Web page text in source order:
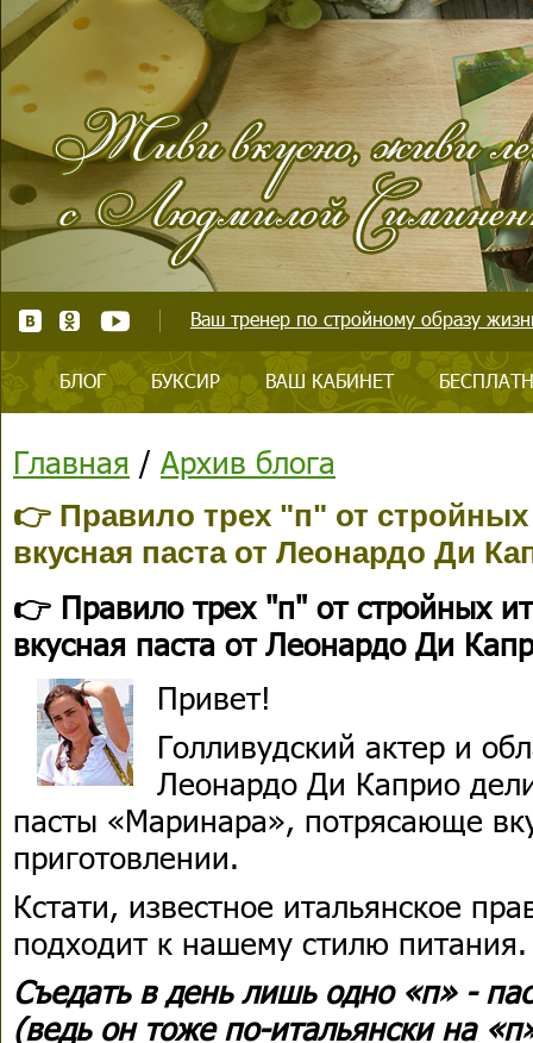
Ваш тренер по стройному образу
БЛОГ БУКСИР ВАШ КАБИНЕТ
Главная / Архив блога
👉 Правило трех "п" от
вкусная паста от Леонардо Ди
👉 Правило трех "п" от стройных
вкусная паста от Леонардо Ди
Привет!
Голливудский актер и
Леонардо Ди Каприо
пасты «Маринара», потрясающе
приготовлении.
Кстати, известное итальянское
подходит к нашему стилю питания.
Съедать в день лишь одно «п» -
(ведь он тоже по-итальянски на